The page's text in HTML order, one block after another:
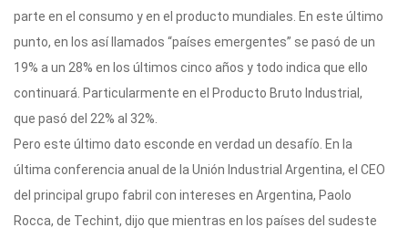
parte en el consumo y en el producto mundiales. En este último
punto, en los así llamados “países emergentes” se pasó de un
19% a un 28% en los últimos cinco años y todo indica que ello
continuará. Particularmente en el Producto Bruto Industrial,
que pasó del 22% al 32%.
Pero este último dato esconde en verdad un desafío. En la
última conferencia anual de la Unión Industrial Argentina, el CEO
del principal grupo fabril con intereses en Argentina, Paolo
Rocca, de Techint, dijo que mientras en los países del sudeste